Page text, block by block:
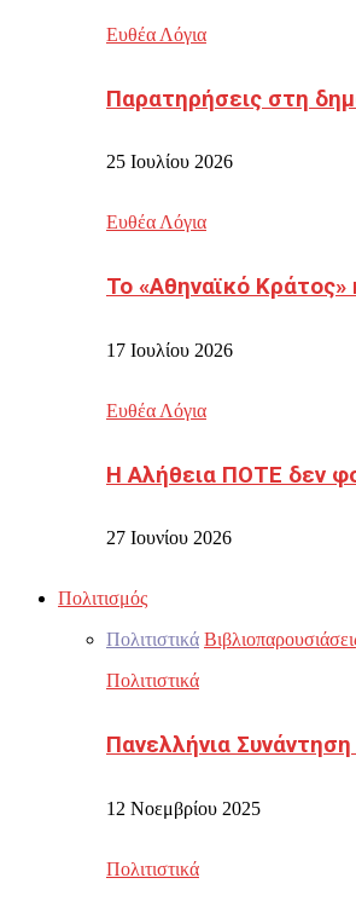
Ευθέα Λόγια
Παρατηρήσεις στη
25 Ιουλίου 2026
Ευθέα Λόγια
Το «Αθηναϊκό
17 Ιουλίου 2026
Ευθέα Λόγια
Η Αλήθεια ΠΟΤΕ δεν
27 Ιουνίου 2026
Πολιτισμός
Πολιτιστικά
Πολιτιστικά
Πανελλήνια
12 Νοεμβρίου 2025
Πολιτιστικά